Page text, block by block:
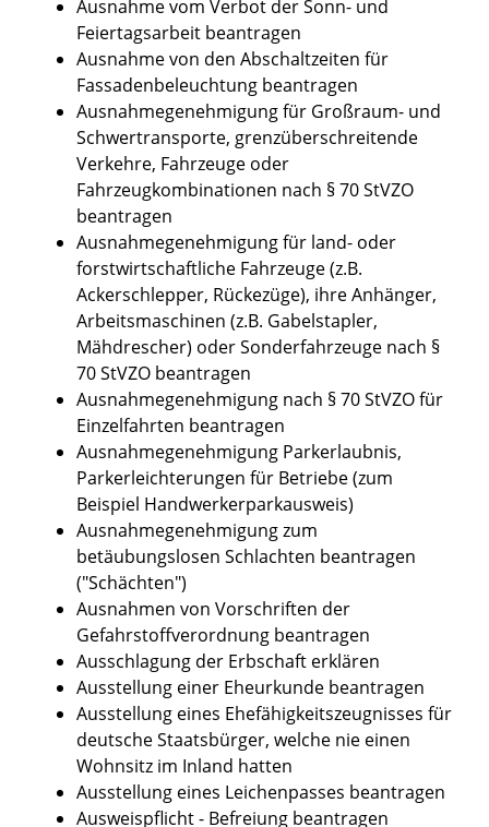
Ausnahme vom Verbot der Sonn- und
Feiertagsarbeit beantragen
Ausnahme von den Abschaltzeiten für
Fassadenbeleuchtung beantragen
Ausnahmegenehmigung für Großraum- und
Schwertransporte, grenzüberschreitende
Verkehre, Fahrzeuge oder
Fahrzeugkombinationen nach § 70 StVZO
beantragen
Ausnahmegenehmigung für land- oder
forstwirtschaftliche Fahrzeuge (z.B.
Ackerschlepper, Rückezüge), ihre Anhänger,
Arbeitsmaschinen (z.B. Gabelstapler,
Mähdrescher) oder Sonderfahrzeuge nach §
70 StVZO beantragen
Ausnahmegenehmigung nach § 70 StVZO für
Einzelfahrten beantragen
Ausnahmegenehmigung Parkerlaubnis,
Parkerleichterungen für Betriebe (zum
Beispiel Handwerkerparkausweis)
Ausnahmegenehmigung zum
betäubungslosen Schlachten beantragen
("Schächten")
Ausnahmen von Vorschriften der
Gefahrstoffverordnung beantragen
Ausschlagung der Erbschaft erklären
Ausstellung einer Eheurkunde beantragen
Ausstellung eines Ehefähigkeitszeugnisses für
deutsche Staatsbürger, welche nie einen
Wohnsitz im Inland hatten
Ausstellung eines Leichenpasses beantragen
Ausweispflicht - Befreiung beantragen